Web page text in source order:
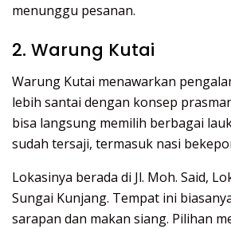
menunggu pesanan.
2. Warung Kutai
Warung Kutai menawarkan
lebih santai dengan konsep
bisa langsung memilih berbagai
sudah tersaji, termasuk nasi
Lokasinya berada di Jl. Moh. Said,
Sungai Kunjang. Tempat ini
sarapan dan makan siang. Pilihan